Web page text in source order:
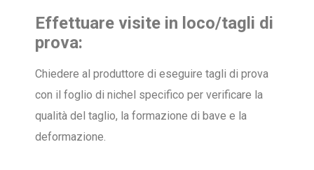
Effettuare visite in loco/tagli di
prova:
Chiedere al produttore di eseguire tagli di prova
con il foglio di nichel specifico per verificare la
qualità del taglio, la formazione di bave e la
deformazione.